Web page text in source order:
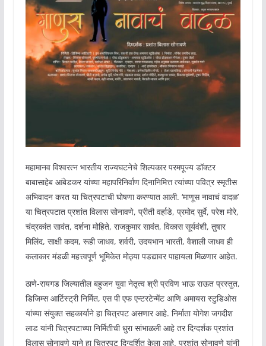
महामानव विश्वरत्न भारतीय राज्यघटनेचे शिल्पकार परमपूज्य डॉक्टर
बाबासाहेब आंबेडकर यांच्या महापरिनिर्वाण दिनानिमित्त त्यांच्या पवित्र स्मृतीस
अभिवादन करत या चित्रपटाची घोषणा करण्यात आली. ‘माणूस नावाचं वादळ’
या चित्रपटात प्रशांत विलास सोनावणे, प्रीती वर्हाडे, प्रमोद सुर्वे, परेश मोरे,
चंद्रकांत सावंत, दर्शना मोहिते, राजकुमार सावंत, विकास सूर्यवंशी, तुषार
मिलिंद, साक्षी कदम, रूही जाधव, शर्वरी, उदयभान भारती, वैशाली जाधव ही
कलाकार मंडळी महत्त्वपूर्ण भूमिकेत मोठ्या पडद्यावर पाहायला मिळणार आहेत.
ठाणे-रायगड जिल्यातील बहुजन युवा नेतृत्व श्री प्रविण भाऊ राऊत प्रस्तुत,
डिजिम्स आर्टिस्ट्री निर्मित, एस पी एफ एन्टरटेन्मेंट आणि अमायरा स्टुडिओस
यांच्या संयुक्त सहकार्याने हा चित्रपट असणार आहे. निर्माता योगेश जगदीश
लाड यांनी चित्रपटाच्या निर्मितीची धुरा सांभाळली आहे तर दिग्दर्शक प्रशांत
विलास सोनावणे याने हा चित्रपट दिग्दर्शित केला आहे. प्रशांत सोनावणे यांनी